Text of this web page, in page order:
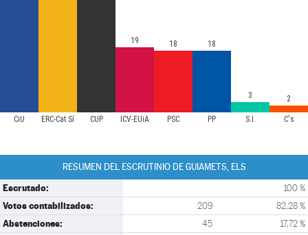
CiU ERC-Cat Sí CUP ICV-EUiA PSC PP S.I. C's
19 18 18
3 2
RESUMEN DEL ESCRUTINIO DE GUIAMETS, ELS
Escrutado: 100 %
Votos contabilizados: 209 82,28 %
Abstenciones: 45 17,72 %